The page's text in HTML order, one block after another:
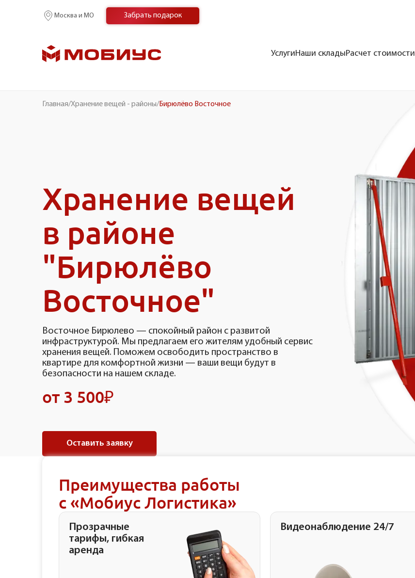
Москва и МО Забрать подарок
УслугиНаши складыРасчет стоимости
Главная/Хранение вещей - районы/Бирюлёво Восточное
Хранение вещей
в районе
"Бирюлёво
Восточное"
Восточное Бирюлево — спокойный район с развитой
инфраструктурой. Мы предлагаем его жителям удобный сервис
хранения вещей. Поможем освободить пространство в
квартире для комфортной жизни — ваши вещи будут в
безопасности на нашем складе.
от 3 500₽
Оставить заявку
Преимущества работы
с «Мобиус Логистика»
Прозрачные
тарифы, гибкая
аренда
Видеонаблюдение 24/7